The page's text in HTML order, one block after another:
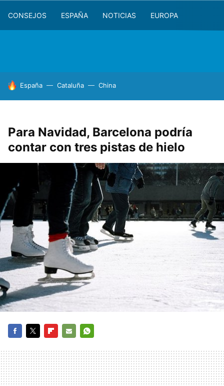
CONSEJOS ESPAÑA NOTICIAS EUROPA
HOY SE HABLA DE
España Cataluña China
Para Navidad, Barcelona podría
contar con tres pistas de hielo
MAIL